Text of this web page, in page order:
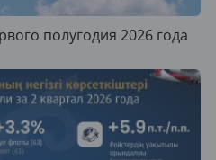
полугодия 2026 года